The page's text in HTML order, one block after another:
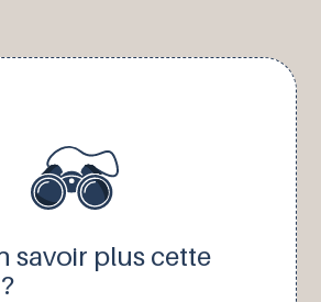
savoir plus cette